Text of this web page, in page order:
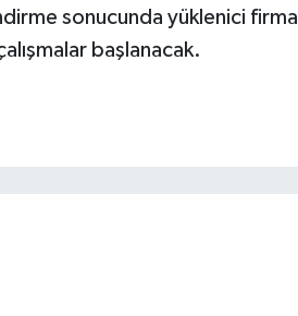
sonucunda yüklenici firma
başlanacak.